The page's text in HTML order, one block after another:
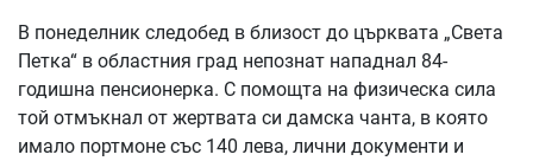
В понеделник следобед в близост до църквата „Света
Петка“ в областния град непознат нападнал 84-
годишна пенсионерка. С помощта на физическа сила
той отмъкнал от жертвата си дамска чанта, в която
имало портмоне със 140 лева, лични документи и